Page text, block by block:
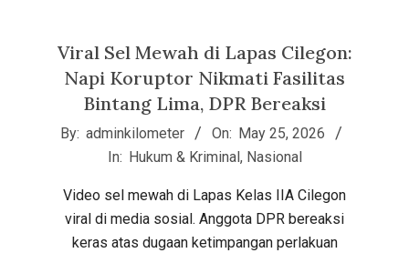
Viral Sel Mewah di Lapas Cilegon:
Napi Koruptor Nikmati Fasilitas
Bintang Lima, DPR Bereaksi
2026-
By: adminkilometer On: May 25, 2026
In: Hukum & Kriminal , Nasional
Video sel mewah di Lapas Kelas IIA Cilegon
viral di media sosial. Anggota DPR bereaksi
keras atas dugaan ketimpangan perlakuan